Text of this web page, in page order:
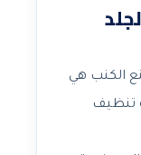
الكنب هي
تنظيف